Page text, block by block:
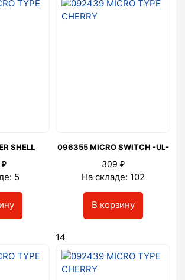
SHELL
₽
5
096355 MICRO SWITCH -UL-
309 ₽
На складе: 102
В корзину
14